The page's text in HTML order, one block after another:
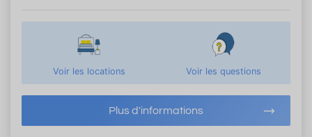
Voir les locations Voir les questions
Plus d'informations